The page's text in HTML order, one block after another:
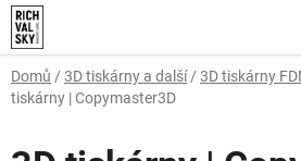
Přejít
na
obsah
Domů / 3D tiskárny a další / 3D tiskárny
tiskárny | Copymaster3D